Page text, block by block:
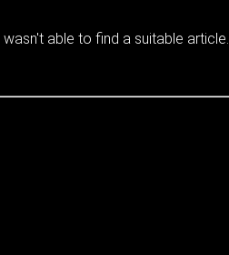
wasn't able to find a suitable article.